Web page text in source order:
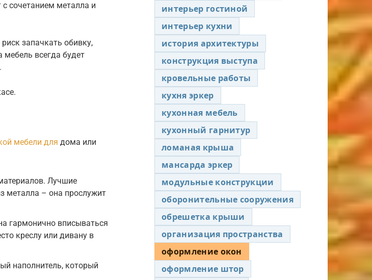
сочетанием металла и
запачкать обивку,
всегда будет
мебели для дома или
Лучшие
металла – она прослужит
гармонично вписываться
креслу или дивану в
наполнитель, который
интерьер гостиной
интерьер кухни
история архитектуры
конструкция выступа
кровельные работы
кухня эркер
кухонная мебель
кухонный гарнитур
ломаная крыша
мансарда эркер
модульные конструкции
оборонительные сооружения
обрешетка крыши
организация пространства
оформление окон
оформление штор